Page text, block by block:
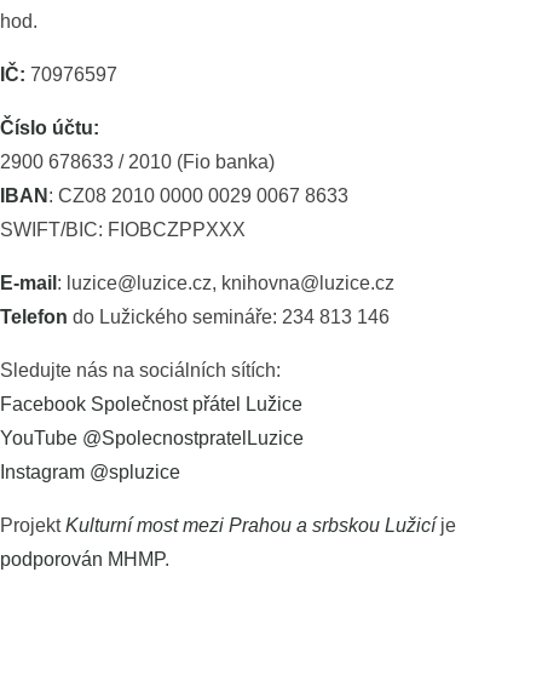
hod.
IČ: 70976597
Číslo účtu:
2900 678633 / 2010 (Fio banka)
IBAN : CZ08 2010 0000 0029 0067 8633
SWIFT/BIC: FIOBCZPPXXX
E-mail : luzice@luzice.cz, knihovna@luzice.cz
Telefon do Lužického semináře: 234 813 146
Sledujte nás na sociálních sítích:
Facebook Společnost přátel Lužice
YouTube @SpolecnostpratelLuzice
Instagram @spluzice
ProjektKulturní most mezi Prahou a srbskou Lužicíje
podporován MHMP.